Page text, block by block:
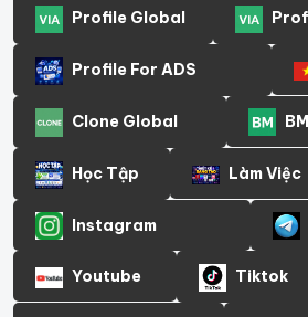
Profile Global
Profile For ADS
Clone Global BM
Học Tập Làm Việc
Instagram
Youtube Tiktok